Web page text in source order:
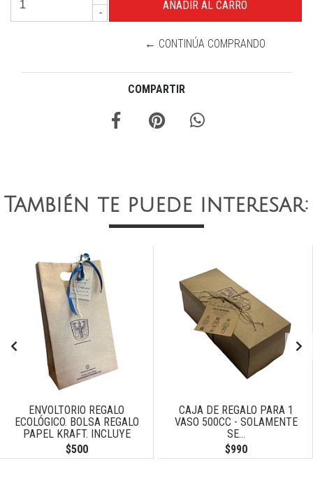
-
← CONTINÚA COMPRANDO
COMPARTIR
También te puede interesar:
ENVOLTORIO REGALO
ECOLÓGICO. BOLSA REGALO
PAPEL KRAFT. INCLUYE
TARJETA DE...
$500
CAJA DE REGALO PARA 1
VASO 500CC - SOLAMENTE
SE...
$990